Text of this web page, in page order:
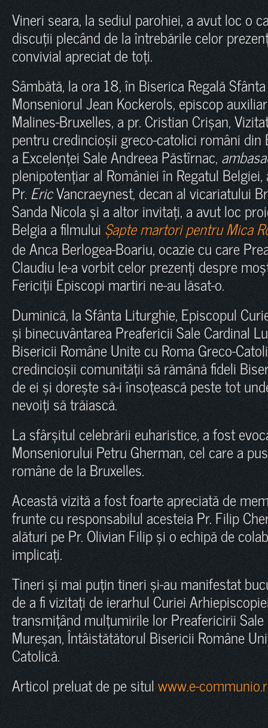
Vineri seara, la sediul parohiei, a avut loc o
discuții plecând de la întrebările celor
convivial apreciat de toți.
Sâmbătă, la ora 18, în Biserica Regală
Monseniorul Jean Kockerols, episcop
Malines-Bruxelles, a pr. Cristian Crișan,
pentru credincioșii greco-catolici români din
a Excelenței Sale Andreea Păstîrnac,
plenipotențiar al României în Regatul Belgiei,
Pr. EricVancraeynest, decan al vicariatului
Sanda Nicola și a altor invitați, a avut loc
Belgia a filmului Șapte martori pentru Mica
de Anca Berlogea-Boariu, ocazie cu care
Claudiu le-a vorbit celor prezenți despre
Fericiții Episcopi martiri ne-au lăsat-o.
Duminică, la Sfânta Liturghie, Episcopul
și binecuvântarea Preafericii Sale Cardinal
Bisericii Române Unite cu Roma Greco-
credincioșii comunității să rămână fideli
de ei și dorește să-i însoțească peste tot
nevoiți să trăiască.
La sfârșitul celebrării euharistice, a fost
Monseniorului Petru Gherman, cel care a
române de la Bruxelles.
Această vizită a fost foarte apreciată de
frunte cu responsabilul acesteia Pr. Filip
alături pe Pr. Olivian Filip și o echipă de
implicați.
Tineri și mai puțin tineri și-au manifestat
de a fi vizitați de ierarhul Curiei
transmițând mulțumirile lor Preafericirii
Mureșan, Întâistătătorul Bisericii Române
Catolică.
Articol preluat de pe situlwww.e-